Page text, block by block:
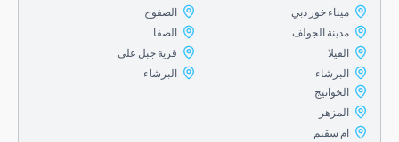
ميناء خور دبي
مدينة الجولف
البرشاء
قرية جبل علي
البرشاء
الخوانيج
ام سقيم